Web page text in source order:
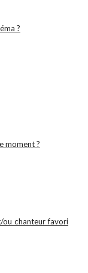
?
moment ?
ou chanteur favori